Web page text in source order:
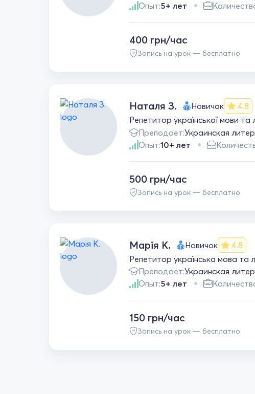
Опыт:5+ лет
400 грн/час
Запись на урок — бесплатно
Наталя З. Новичок
4.8
Репетитор української мови
Преподает:Украинская
Опыт:10+ лет
500 грн/час
Запись на урок — бесплатно
Марія К. Новичок
4.8
Репетитор українська мова та
Преподает:Украинская
Опыт:5+ лет
150 грн/час
Запись на урок — бесплатно